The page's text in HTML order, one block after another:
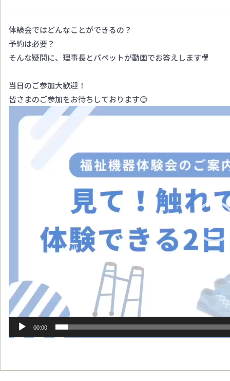
体験会ではどんなことができるの？
予約は必要？
そんな疑問に、理事長とパペットが動画でお答えします🎥
当日のご参加大歓迎！
皆さまのご参加をお待ちしております😊
00:00